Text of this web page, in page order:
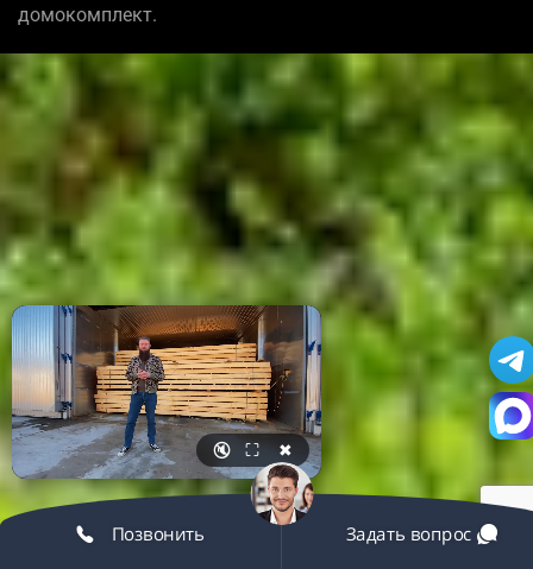
домокомплект.
🔇 ⛶ ✖
Позвонить Задать вопрос